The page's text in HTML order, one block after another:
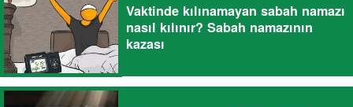
Vaktinde kılınamayan sabah namazı
nasıl kılınır? Sabah namazının
kazası